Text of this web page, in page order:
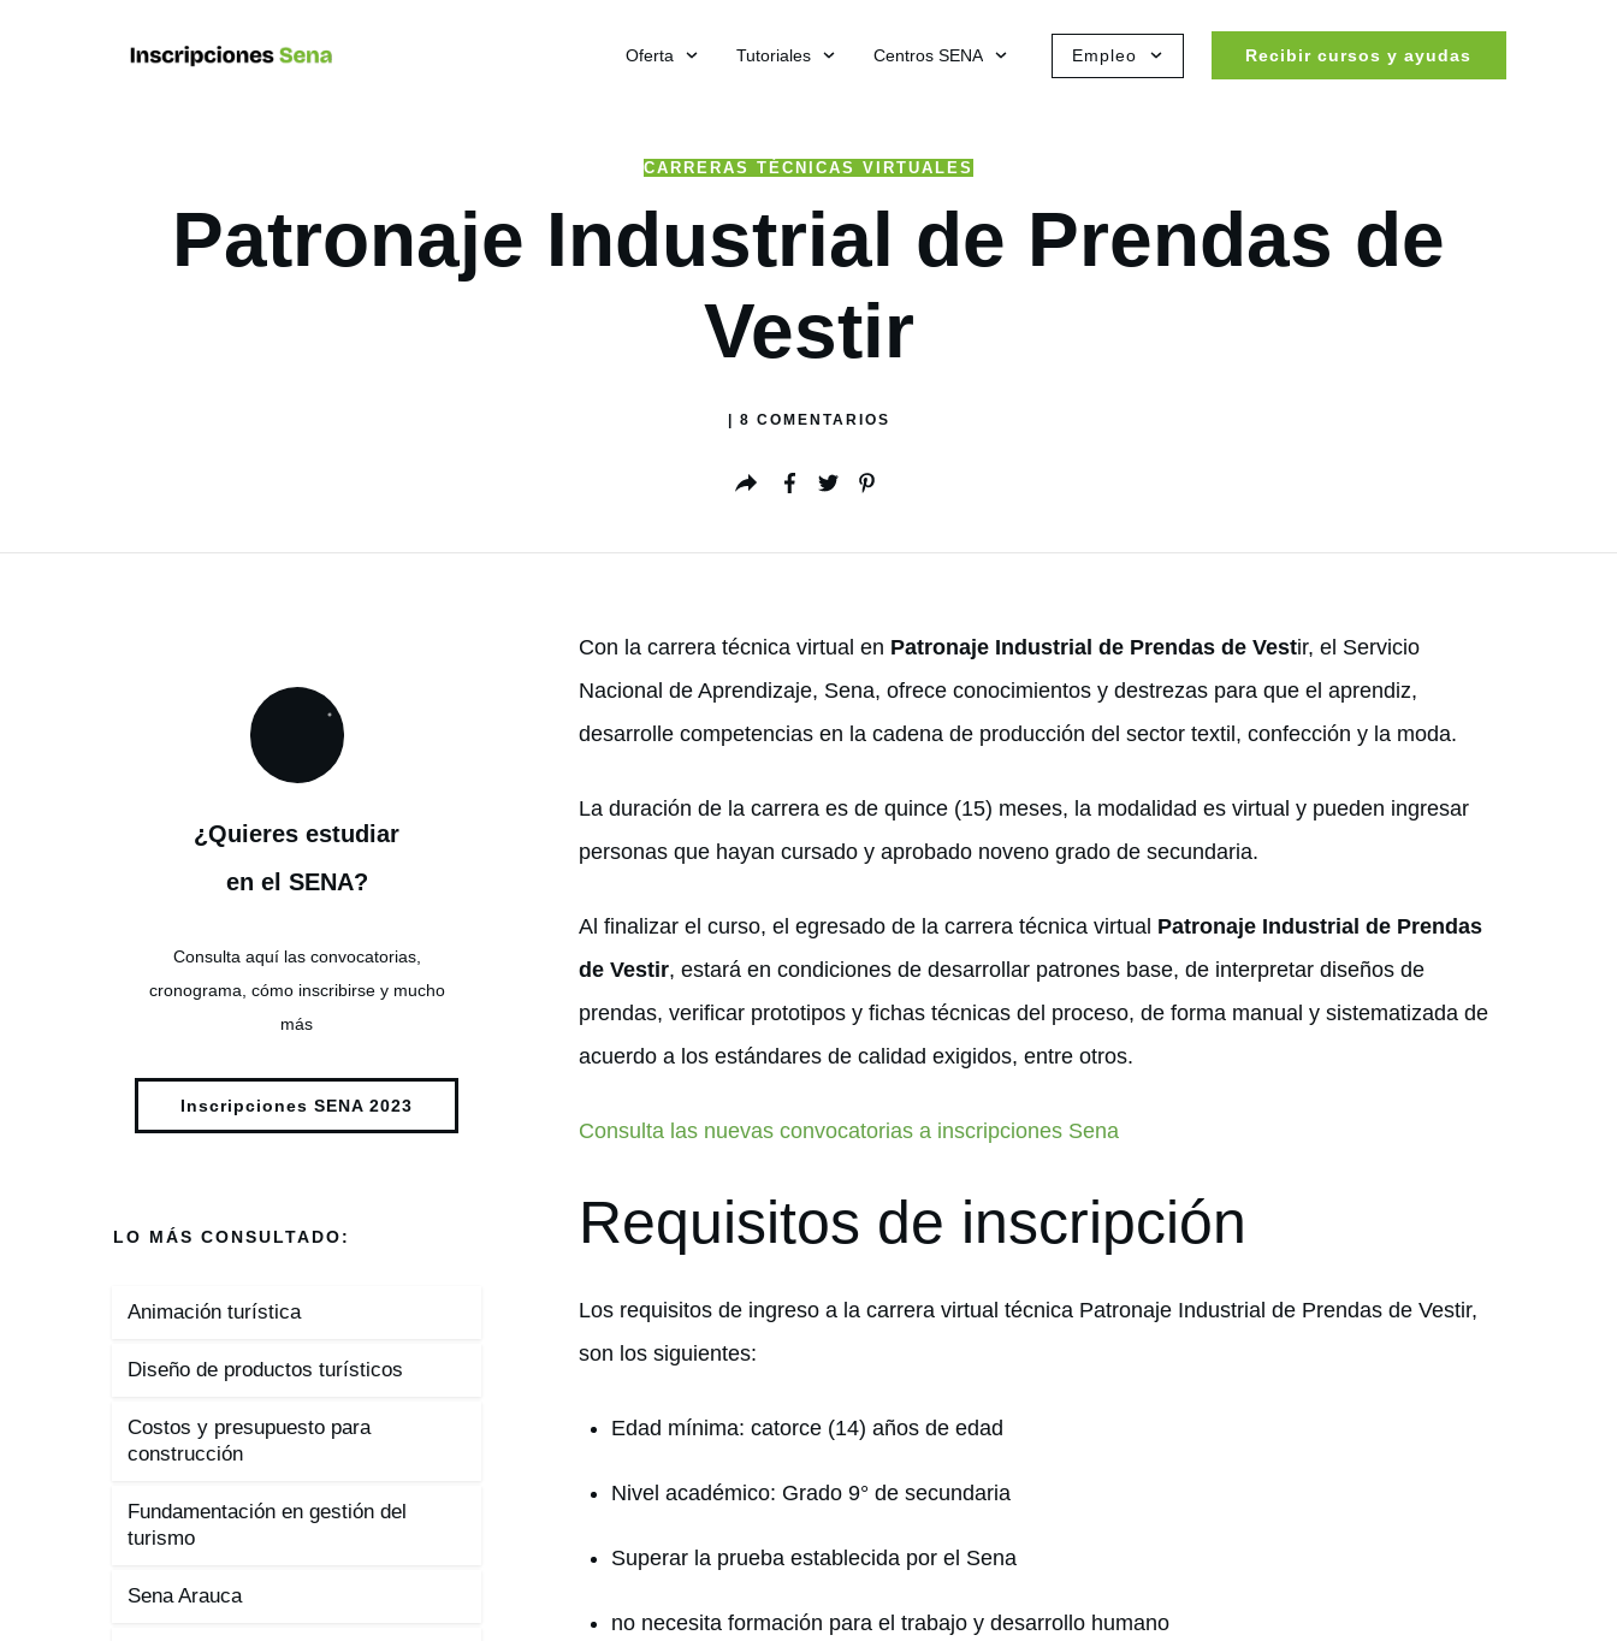
Oferta Tutoriales Centros SENA Empleo Recibir cursos y ayudas
CARRERAS TÉCNICAS VIRTUALES
Patronaje Industrial de Prendas de
Vestir
8 COMENTARIOS
Con la carrera técnica virtual en Patronaje Industrial de Prendas de Vestir, el Servicio
Nacional de Aprendizaje, Sena, ofrece conocimientos y destrezas para que el aprendiz,
desarrolle competencias en la cadena de producción del sector textil, confección y la moda.
La duración de la carrera es de quince (15) meses, la modalidad es virtual y pueden ingresar
personas que hayan cursado y aprobado noveno grado de secundaria.
Al finalizar el curso, el egresado de la carrera técnica virtual Patronaje Industrial de Prendas
de Vestir, estará en condiciones de desarrollar patrones base, de interpretar diseños de
prendas, verificar prototipos y fichas técnicas del proceso, de forma manual y sistematizada de
acuerdo a los estándares de calidad exigidos, entre otros.
Consulta las nuevas convocatorias a inscripciones Sena
Requisitos de inscripción
Los requisitos de ingreso a la carrera virtual técnica Patronaje Industrial de Prendas de Vestir,
son los siguientes:
Edad mínima: catorce (14) años de edad
Nivel académico: Grado 9° de secundaria
Superar la prueba establecida por el Sena
no necesita formación para el trabajo y desarrollo humano
¿Quieres estudiar
en el SENA?
Consulta aquí las convocatorias,
cronograma, cómo inscribirse y mucho
más
Inscripciones SENA 2023
LO MÁS CONSULTADO:
Animación turística
Diseño de productos turísticos
Costos y presupuesto para
construcción
Fundamentación en gestión del
turismo
Sena Arauca